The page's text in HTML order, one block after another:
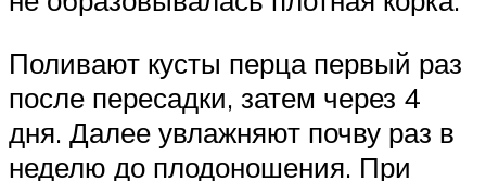
Поливают кусты перца первый раз
после пересадки, затем через 4
дня. Далее увлажняют почву раз в
неделю до плодоношения. При